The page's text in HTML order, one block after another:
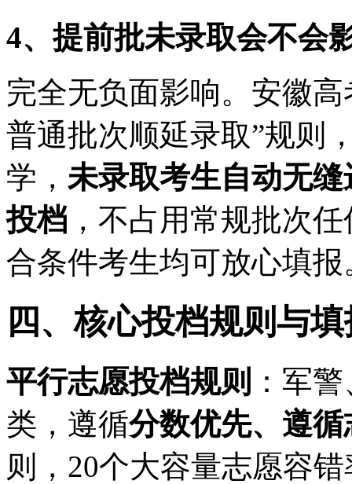
4、提前批未录取会不会
完全无负面影响。安徽
普通批次顺延录取”规则
学， 未录取考生自动无
投档 ，不占用常规批次
合条件考生均可放心填报
四、核心投档规则与
平行志愿投档规则 ：军
类，遵循分数优先、遵
则，20个大容量志愿容